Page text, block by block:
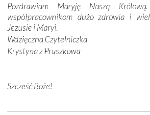
Byli tym razem pośród Apostołów
każdego spośród żyjących pokoleń.
liczył sobie 13 lat, zaś senior, pan
Całe życie marzyłem, by tu przyjechać
rozmowie.
bez obecności duszpasterza –
wysłuchania Mszy Świętej,
Pozdrawiam Maryję Naszą
współpracownikom dużo zdrowia i
Jezusie i Maryi.
Wdzięczna Czytelniczka
Krystyna z Pruszkowa
Szczęść Boże!
to pismo, które bardzo sobie cenię i